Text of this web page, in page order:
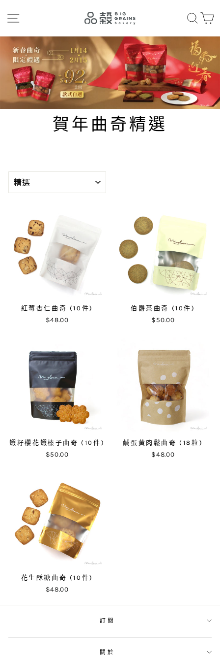
to
搜索
賀年曲奇精選
序
紅莓杏仁曲奇 (10件)
$48.00
伯爵茶曲奇 (10件)
$50.00
蝦籽櫻花蝦榛子曲奇 (10件)
$50.00
鹹蛋黃肉鬆曲奇 (18粒)
$48.00
花生酥糖曲奇 (10件)
$48.00
訂閱
關於